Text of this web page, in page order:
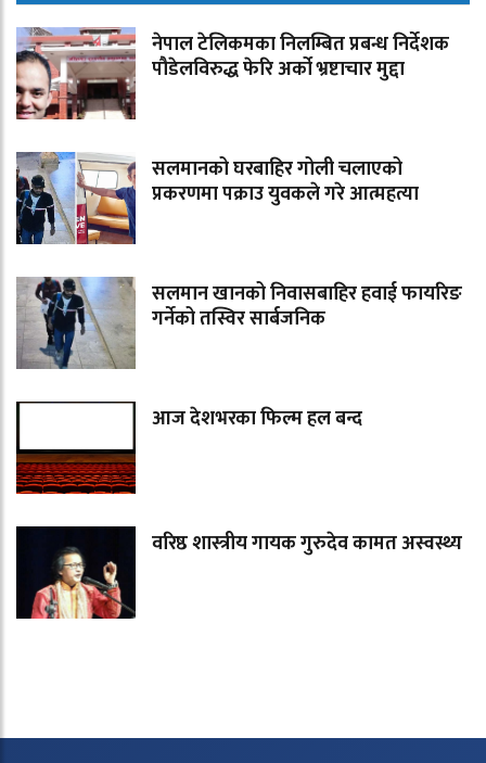
नेपाल टेलिकमका निलम्बित प्रबन्ध निर्देशक
पौडेलविरुद्ध फेरि अर्को भ्रष्टाचार मुद्दा
सलमानको घरबाहिर गोली चलाएको
प्रकरणमा पक्राउ युवकले गरे आत्महत्या
सलमान खानको निवासबाहिर हवाई फायरिङ
गर्नेको तस्विर सार्बजनिक
आज देशभरका फिल्म हल बन्द
वरिष्ठ शास्त्रीय गायक गुरुदेव कामत अस्वस्थ्य